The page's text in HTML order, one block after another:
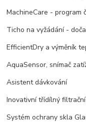
MachineCare - program
Ticho na vyžádání -
EfficientDry a výměník
AquaSensor, snímač
Asistent dávkování
Inovativní třídílný
Systém ochrany skla